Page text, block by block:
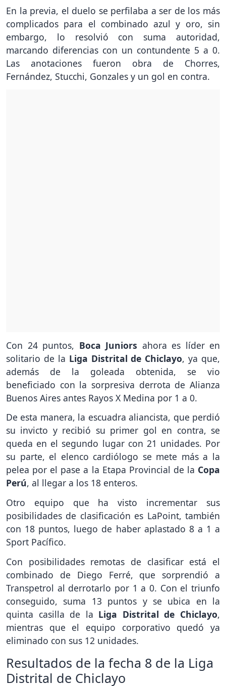
En la previa, el duelo se perfilaba a ser de los más
complicados para el combinado azul y oro, sin
embargo, lo resolvió con suma autoridad,
marcando diferencias con un contundente 5 a 0.
Las anotaciones fueron obra de Chorres,
Fernández, Stucchi, Gonzales y un gol en contra.
Con 24 puntos, Boca Juniors ahora es líder en
solitario de la Liga Distrital de Chiclayo, ya que,
además de la goleada obtenida, se vio
beneficiado con la sorpresiva derrota de Alianza
Buenos Aires antes Rayos X Medina por 1 a 0.
De esta manera, la escuadra aliancista, que perdió
su invicto y recibió su primer gol en contra, se
queda en el segundo lugar con 21 unidades. Por
su parte, el elenco cardiólogo se mete más a la
pelea por el pase a la Etapa Provincial de la Copa
Perú, al llegar a los 18 enteros.
Otro equipo que ha visto incrementar sus
posibilidades de clasificación es LaPoint, también
con 18 puntos, luego de haber aplastado 8 a 1 a
Sport Pacífico.
Con posibilidades remotas de clasificar está el
combinado de Diego Ferré, que sorprendió a
Transpetrol al derrotarlo por 1 a 0. Con el triunfo
conseguido, suma 13 puntos y se ubica en la
quinta casilla de la Liga Distrital de Chiclayo,
mientras que el equipo corporativo quedó ya
eliminado con sus 12 unidades.
Resultados de la fecha 8 de la Liga
Distrital de Chiclayo